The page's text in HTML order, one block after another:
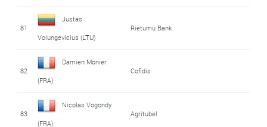
81
Justas
Volungevicius (LTU)
Rietumu Bank
82
Damien Monier
(FRA)
Cofidis
83
Nicolas Vogondy
(FRA)
Agritubel